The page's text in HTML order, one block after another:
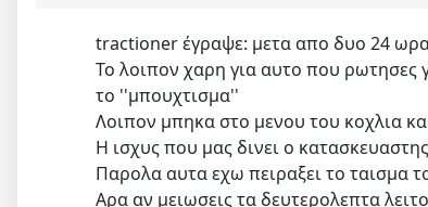
tractioner έγραψε: μετα απο δυο 24
Το λοιπον χαρη για αυτο που ρωτησες
το ''μπουχτισμα''
Λοιπον μπηκα στο μενου του κοχλια
Η ισχυς που μας δινει ο
Παρολα αυτα εχω πειραξει το ταισμα
Αρα αν μειωσεις τα δευτερολεπτα